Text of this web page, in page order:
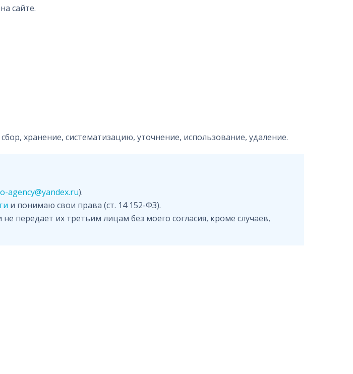
сайте.
хранение, систематизацию, уточнение, использование, удаление.
agency@yandex.ru).
и понимаю свои права (ст. 14 152-ФЗ).
передает их третьим лицам без моего согласия, кроме случаев,